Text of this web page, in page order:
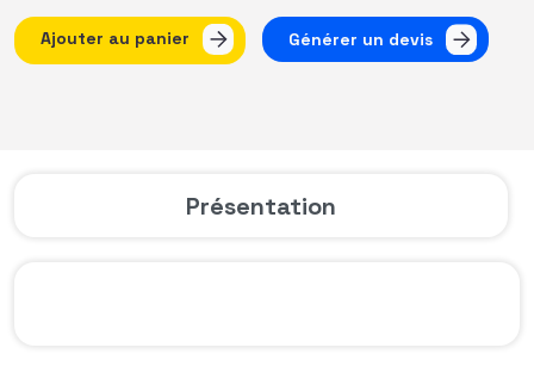
quantité de AFF AURA - Tour de France de l'actualité
Ajouter au panier Générer un devis
Présentation